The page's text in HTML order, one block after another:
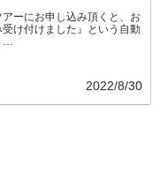
ーにお申し込み頂くと、お
け付けました』という自動
…
2022/8/30